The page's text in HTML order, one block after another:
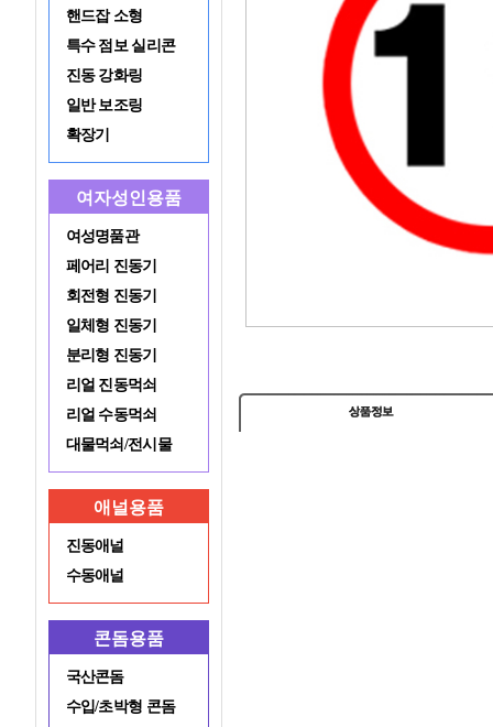
핸드잡 소형
특수 점보 실리콘
진동 강화링
일반 보조링
확장기
여자성인용품
여성명품관
페어리 진동기
회전형 진동기
일체형 진동기
분리형 진동기
리얼 진동먹쇠
리얼 수동먹쇠
대물먹쇠/전시물
애널용품
진동애널
수동애널
콘돔용품
국산콘돔
수입/초박형 콘돔